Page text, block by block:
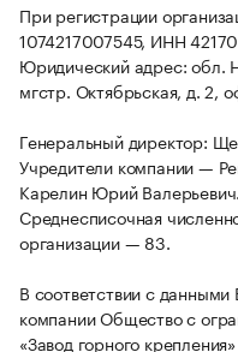
При регистрации
1074217007545, ИНН
Юридический адрес: обл.
мгстр. Октябрьская, д. 2,
Генеральный директор:
Учредители компании —
Карелин Юрий Валерьевич.
Среднесписочная
организации — 83.
В соответствии с
компании Общество с
«Завод горного